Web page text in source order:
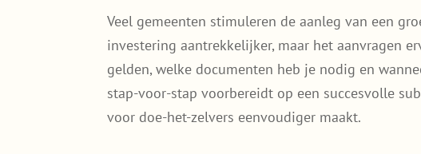
Veel gemeenten stimuleren de aanleg van een
investering aantrekkelijker, maar het aanvragen
gelden, welke documenten heb je nodig en
stap-voor-stap voorbereidt op een succesvolle
voor doe-het-zelvers eenvoudiger maakt.